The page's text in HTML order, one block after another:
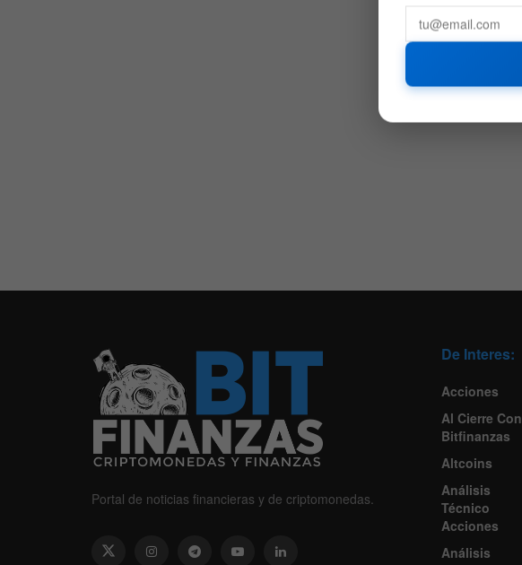
Portal de noticias financieras y de criptomonedas.
De Interes:
Acciones
Al Cierre Con
Bitfinanzas
Altcoins
Análisis
Técnico
Acciones
Análisis